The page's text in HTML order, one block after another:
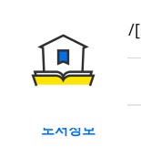
book/rent/
대여
도서정보